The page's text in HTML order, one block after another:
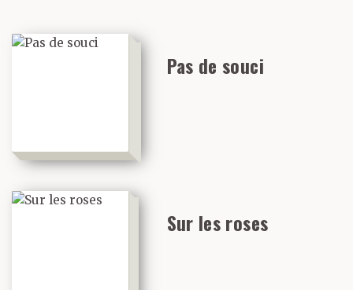
Pas de souci
Sur les roses